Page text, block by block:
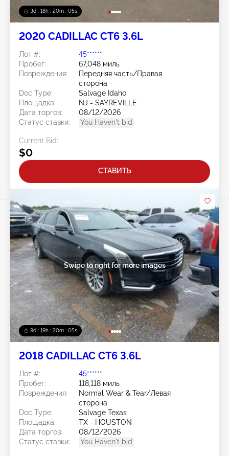
3d : 18h : 20m : 02s
2020 CADILLAC CT6 3.6L
Лот #:
45******
Пробег:
67,048 миль
Повреждения:
Передняя часть/Правая
сторона
Doc Type:
Salvage Idaho
Площадка:
NJ - SAYREVILLE
Дата торгов:
08/12/2026
Статус ставки:
You Haven't bid
Current Bid:
$0
СТАВИТЬ
3d : 19h : 20m : 02s
Swipe to right for more images
2018 CADILLAC CT6 3.6L
Лот #:
45******
Пробег:
118,118 миль
Повреждения:
Normal Wear & Tear/Левая
сторона
Doc Type:
Salvage Texas
Площадка:
TX - HOUSTON
Дата торгов:
08/12/2026
Статус ставки:
You Haven't bid